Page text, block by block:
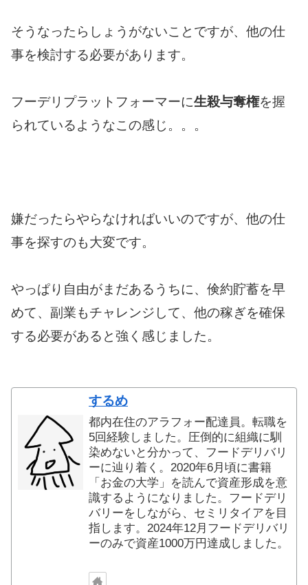
そうなったらしょうがないことですが、他の仕
事を検討する必要があります。
フーデリプラットフォーマーに生殺与奪権を握
られているようなこの感じ。。。
嫌だったらやらなければいいのですが、他の仕
事を探すのも大変です。
やっぱり自由がまだあるうちに、倹約貯蓄を早
めて、副業もチャレンジして、他の稼ぎを確保
する必要があると強く感じました。
するめ
都内在住のアラフォー配達員。転職を
5回経験しました。圧倒的に組織に馴
染めないと分かって、フードデリバリ
ーに辿り着く。2020年6月頃に書籍
「お金の大学」を読んで資産形成を意
識するようになりました。フードデリ
バリーをしながら、セミリタイアを目
指します。2024年12月フードデリバリ
ーのみで資産1000万円達成しました。